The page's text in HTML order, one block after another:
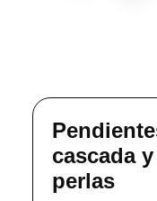
cascada
perlas